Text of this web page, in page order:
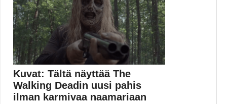
Kuvat: Tältä näyttää The
Walking Deadin uusi pahis
ilman karmivaa naamariaan